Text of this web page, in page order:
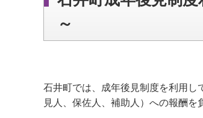
～
石井町では、成年後見制度を利用
見人、保佐人、補助人）への報酬を